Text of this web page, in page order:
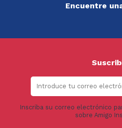
Encuentre
Inscriba su correo electrónico
sobre Amigo